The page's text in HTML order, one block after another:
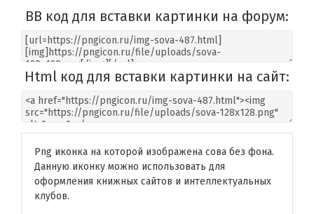
BB код для вставки картинки на форум:
Html код для вставки картинки на сайт:
Png иконка на которой изображена сова без фона.
Данную иконку можно использовать для
оформления книжных сайтов и интеллектуальных
клубов.